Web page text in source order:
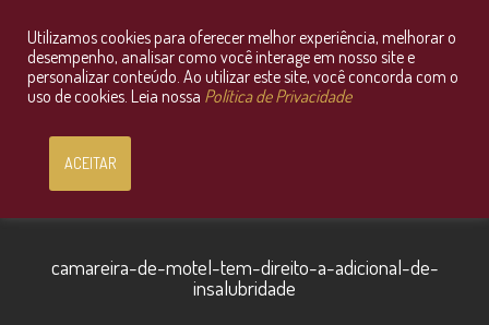
Consultoria Jurídica OnLine
camareira-de-motel-tem-direito-a-adicional-de-
insalubridade
Utilizamos cookies para oferecer melhor experiência, melhorar o
desempenho, analisar como você interage em nosso site e
personalizar conteúdo. Ao utilizar este site, você concorda com o
uso de cookies. Leia nossa Política de Privacidade
ACEITAR